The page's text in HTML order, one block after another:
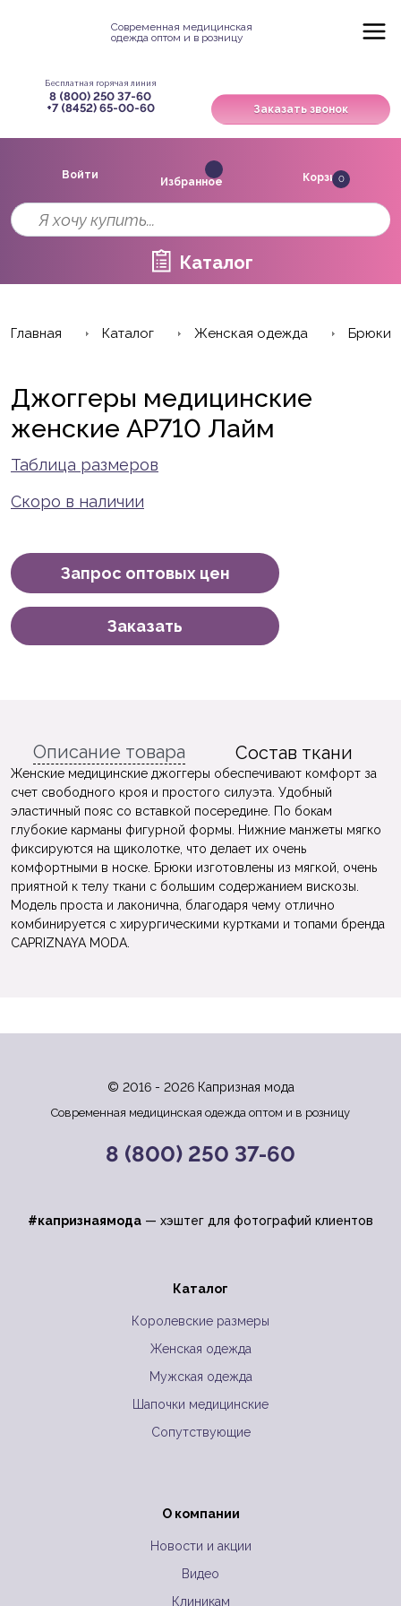
Современная медицинская
одежда оптом и в розницу
Бесплатная горячая линия
8 (800) 250 37-60
+7 (8452) 65-00-60
Заказать звонок
Каталог
Войти
Избранное 0
Корзина
Главная Каталог Женская одежда Брюки
Джоггеры медицинские
женские AP710 Лайм
Таблица размеров
Скоро в наличии
Запрос оптовых цен
Заказать
Описание товара Состав ткани
Женские медицинские джоггеры обеспечивают комфорт за
счет свободного кроя и простого силуэта. Удобный
эластичный пояс со вставкой посередине. По бокам
глубокие карманы фигурной формы. Нижние манжеты мягко
фиксируются на щиколотке, что делает их очень
комфортными в носке. Брюки изготовлены из мягкой, очень
приятной к телу ткани с большим содержанием вискозы.
Модель проста и лаконична, благодаря чему отлично
комбинируется с хирургическими куртками и топами бренда
CAPRIZNAYA MODA.
© 2016 - 2026 Капризная мода
Современная медицинская одежда оптом и в розницу
8 (800) 250 37-60
#капризнаямода — хэштег для фотографий клиентов
Каталог
Королевские размеры
Женская одежда
Мужская одежда
Шапочки медицинские
Сопутствующие
О компании
Новости и акции
Видео
Клиникам